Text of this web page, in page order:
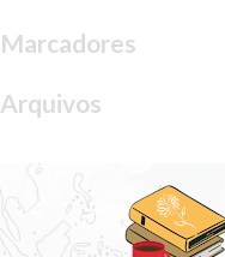
Marcadores
Arquivos